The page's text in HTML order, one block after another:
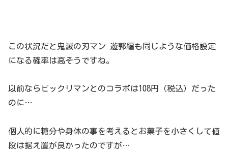
この状況だと鬼滅の刃マン 遊郭編も同じような価格設定
になる確率は高そうですね。
以前ならビックリマンとのコラボは108円（税込）だった
のに…
個人的に糖分や身体の事を考えるとお菓子を小さくして値
段は据え置が良かったのですが…